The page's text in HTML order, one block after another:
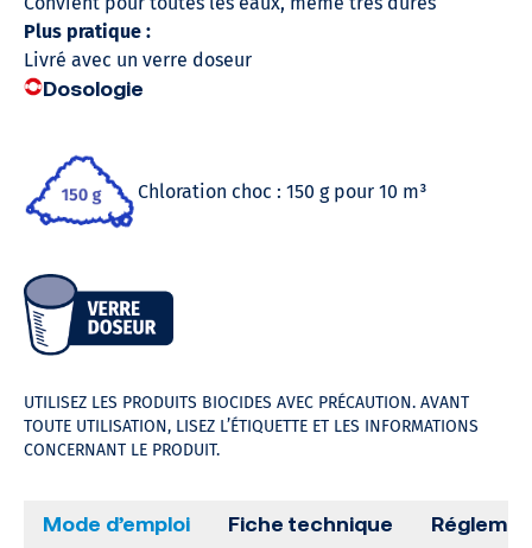
Plus pratique :
Livré avec un verre doseur
Dosologie
Chloration choc : 150 g pour 10 m³
UTILISEZ LES PRODUITS BIOCIDES AVEC PRÉCAUTION. AVANT
TOUTE UTILISATION, LISEZ L’ÉTIQUETTE ET LES INFORMATIONS
CONCERNANT LE PRODUIT.
Mode d’emploi Fiche technique